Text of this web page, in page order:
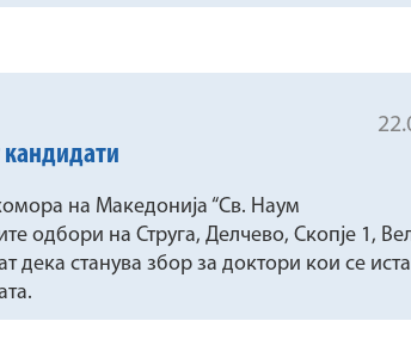
кандидати
на Македонија “Св. Наум
одбори на Струга, Делчево, Скопје 1,
дека станува збор за доктори кои се